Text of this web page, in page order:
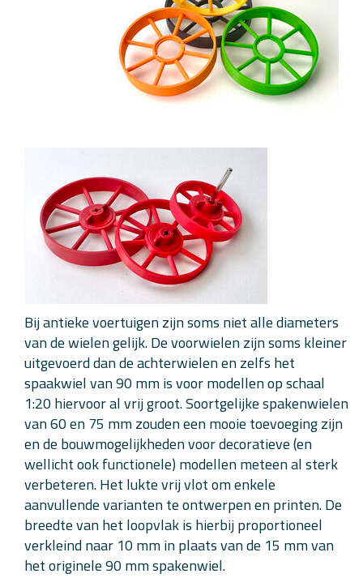
Bij antieke voertuigen zijn soms niet alle diameters
van de wielen gelijk. De voorwielen zijn soms kleiner
uitgevoerd dan de achterwielen en zelfs het
spaakwiel van 90 mm is voor modellen op schaal
1:20 hiervoor al vrij groot. Soortgelijke spakenwielen
van 60 en 75 mm zouden een mooie toevoeging zijn
en de bouwmogelijkheden voor decoratieve (en
wellicht ook functionele) modellen meteen al sterk
verbeteren. Het lukte vrij vlot om enkele
aanvullende varianten te ontwerpen en printen. De
breedte van het loopvlak is hierbij proportioneel
verkleind naar 10 mm in plaats van de 15 mm van
het originele 90 mm spakenwiel.